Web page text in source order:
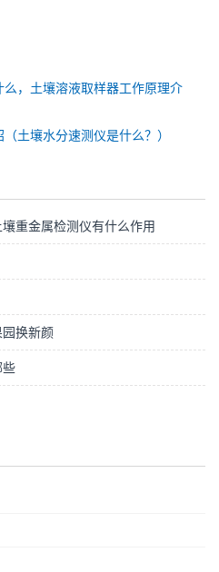
么，土壤溶液取样器工作原理介
土壤水分速测仪是什么？）
重金属检测仪有什么作用
换新颜
些